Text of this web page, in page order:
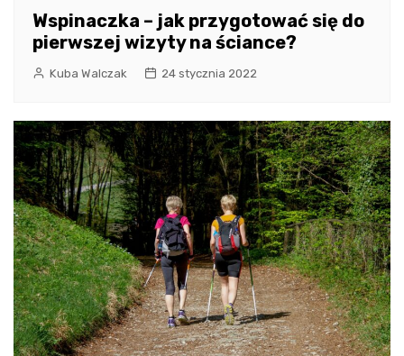
Wspinaczka – jak przygotować się do
pierwszej wizyty na ściance?
Kuba Walczak 24 stycznia 2022